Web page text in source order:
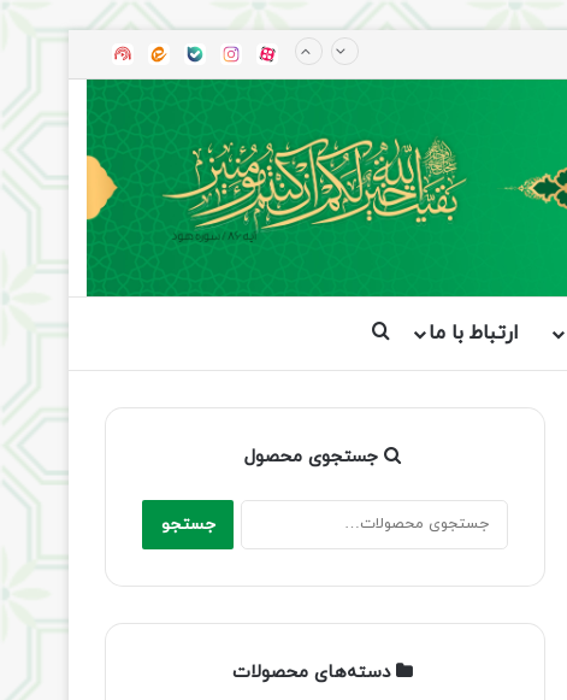
آپاراتاینستاگرام
بله ایتا
ارتباط با ما جستجو برای
جستجوی محصول
جستجو
برای:
جستجو
دسته‌های محصولات